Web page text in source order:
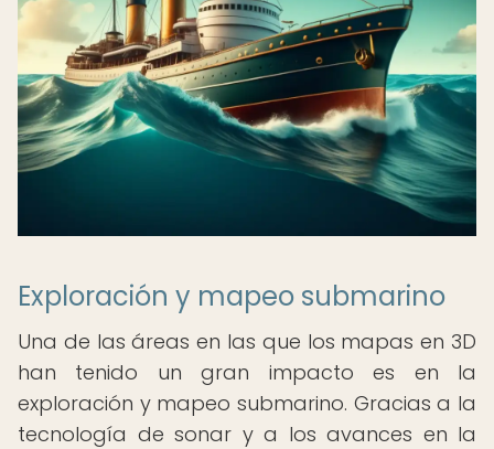
Exploración y mapeo submarino
Una de las áreas en las que los mapas en 3D
han tenido un gran impacto es en la
exploración y mapeo submarino. Gracias a la
tecnología de sonar y a los avances en la